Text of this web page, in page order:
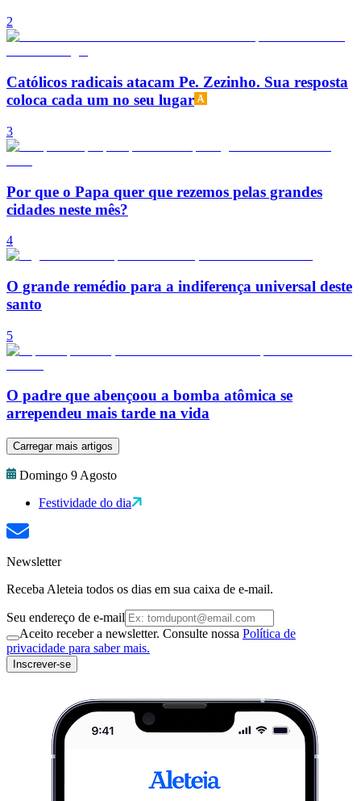
2
Católicos radicais atacam Pe. Zezinho. Sua resposta
coloca cada um no seu lugar
3
Por que o Papa quer que rezemos pelas grandes
cidades neste mês?
4
O grande remédio para a indiferença universal deste
santo
5
O padre que abençoou a bomba atômica se
arrependeu mais tarde na vida
Carregar mais artigos
Domingo 9 Agosto
Festividade do dia
Newsletter
Receba Aleteia todos os dias em sua caixa de e-mail.
Seu endereço de e-mail
Aceito receber a newsletter. Consulte nossa Política de
privacidade para saber mais.
Inscrever-se